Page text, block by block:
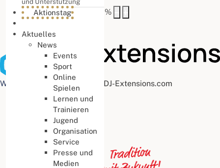
Buchstabenabstand
%
Web Accessibility plugin by DJ-Extensions.com
Aktionstag
Aktuelles
News
Events
Sport
Online
Spielen
Lernen und
Trainieren
Jugend
Organisation
Service
Presse und
Medien